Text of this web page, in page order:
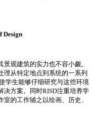
Design
观建筑的实力也不容小觑。
从特定地点到系统的一系列
学生能够仔细研究与这些环境
决方案。同时RISD注重培养学
的工作辅之以绘画、历史、